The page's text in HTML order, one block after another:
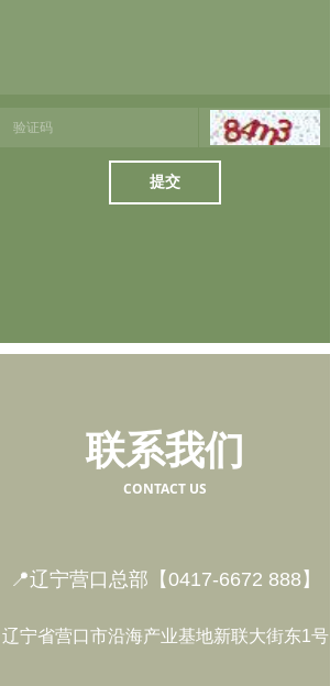
提交
联系我们
CONTACT US
📍辽宁营口总部【0417-6672 888】
辽宁省营口市沿海产业基地新联大街东1号